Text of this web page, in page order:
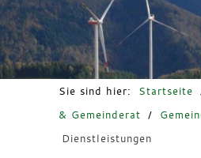
Freizeit &
Sie sind hier: Startseite
& Gemeinderat
/
Dienstleistungen